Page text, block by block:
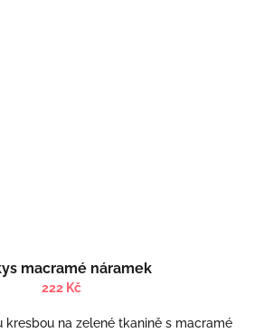
macramé náramek
222 Kč
kresbou na zelené tkanině s macramé